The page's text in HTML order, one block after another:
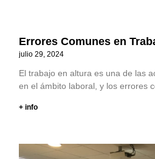
Errores Comunes en
julio 29, 2024
El trabajo en altura es una de las
en el ámbito laboral, y los errores
+ info